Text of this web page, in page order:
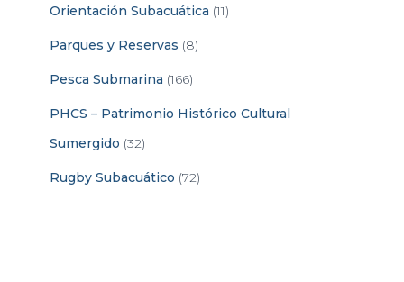
Orientación Subacuática (11)
Parques y Reservas (8)
Pesca Submarina (166)
PHCS – Patrimonio Histórico Cultural
Sumergido (32)
Rugby Subacuático (72)